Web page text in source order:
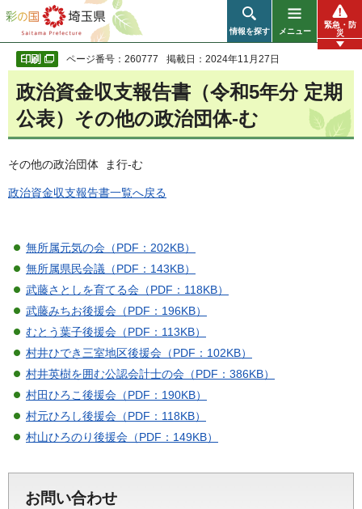
彩の国 埼玉県
情報を探す メニュー
緊急・防
災
ページ番号：260777 掲載日：2024年11月27日
政治資金収支報告書（令和5年分 定期
公表）その他の政治団体-む
その他の政治団体 ま行-む
政治資金収支報告書一覧へ戻る
無所属元気の会（PDF：202KB）
無所属県民会議（PDF：143KB）
武藤さとしを育てる会（PDF：118KB）
武藤みちお後援会（PDF：196KB）
むとう葉子後援会（PDF：113KB）
村井ひでき三室地区後援会（PDF：102KB）
村井英樹を囲む公認会計士の会（PDF：386KB）
村田ひろこ後援会（PDF：190KB）
村元ひろし後援会（PDF：118KB）
村山ひろのり後援会（PDF：149KB）
お問い合わせ